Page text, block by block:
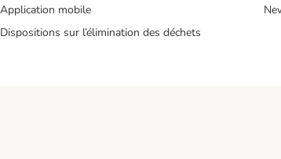
Application mobile
Dispositions sur l’élimination des déchets